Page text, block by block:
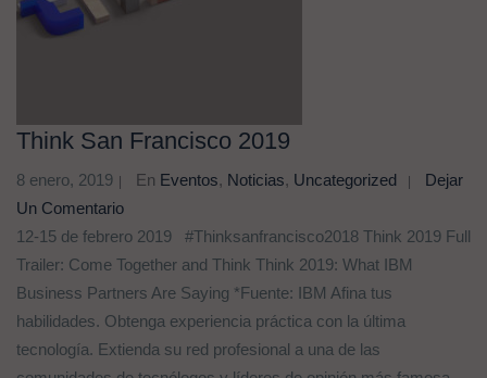
Think San Francisco 2019
8 enero, 2019 En Eventos, Noticias, Uncategorized
Dejar
Un Comentario
12-15 de febrero 2019 #Thinksanfrancisco2018 Think 2019 Full
Trailer: Come Together and Think Think 2019: What IBM
Business Partners Are Saying *Fuente: IBM Afina tus
habilidades. Obtenga experiencia práctica con la última
tecnología. Extienda su red profesional a una de las